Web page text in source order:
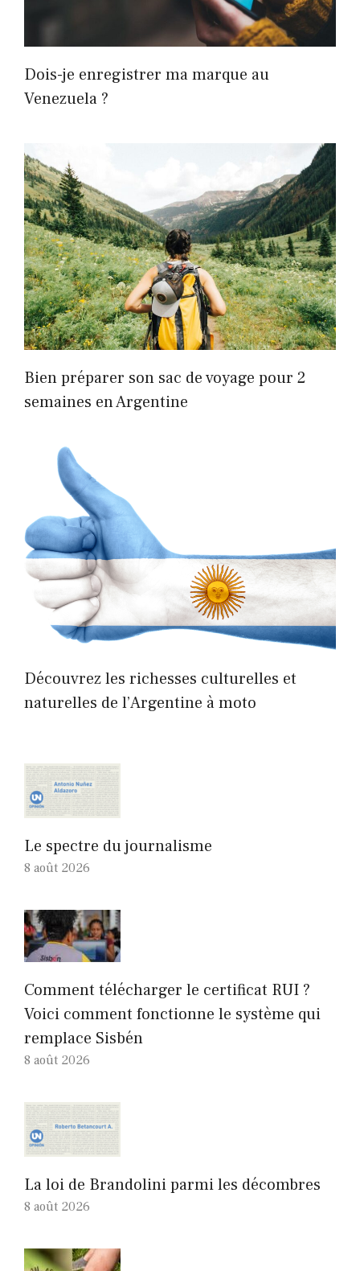
Dois-je enregistrer ma marque au
Venezuela ?
Bien préparer son sac de voyage pour 2
semaines en Argentine
Découvrez les richesses culturelles et
naturelles de l’Argentine à moto
Le spectre du journalisme
8 août 2026
Comment télécharger le certificat RUI ?
Voici comment fonctionne le système qui
remplace Sisbén
8 août 2026
La loi de Brandolini parmi les décombres
8 août 2026